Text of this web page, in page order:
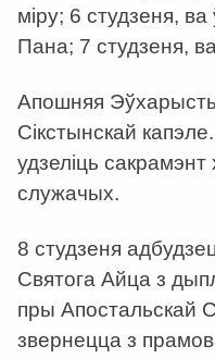
міру; 6 студзеня,
Пана; 7 студзеня,
Апошняя
Сікстынскай
удзеліць
служачых.
8 студзеня
Святога Айца з
пры Апостальскай
звернецца з